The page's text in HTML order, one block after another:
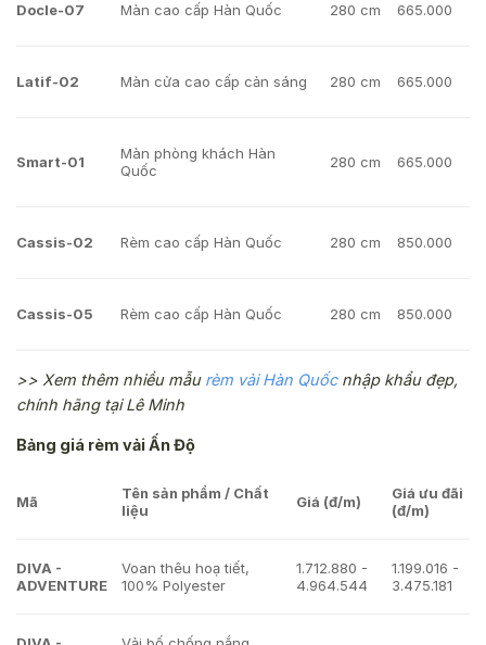
Docle-07 Màn cao cấp Hàn Quốc 280 cm 665.000
Latif-02 Màn cửa cao cấp cản sáng 280 cm 665.000
Smart-01
Màn phòng khách Hàn
Quốc
280 cm 665.000
Cassis-02 Rèm cao cấp Hàn Quốc 280 cm 850.000
Cassis-05 Rèm cao cấp Hàn Quốc 280 cm 850.000
>> Xem thêm nhiều mẫu rèm vải Hàn Quốcnhập khẩu đẹp,
chính hãng tại Lê Minh
Bảng giá rèm vải Ấn Độ
Mã
Tên sản phẩm / Chất
liệu
Giá (đ/m)
Giá ưu đãi
(đ/m)
DIVA -
ADVENTURE
Voan thêu hoạ tiết,
100% Polyester
1.712.880 -
4.964.544
1.199.016 -
3.475.181